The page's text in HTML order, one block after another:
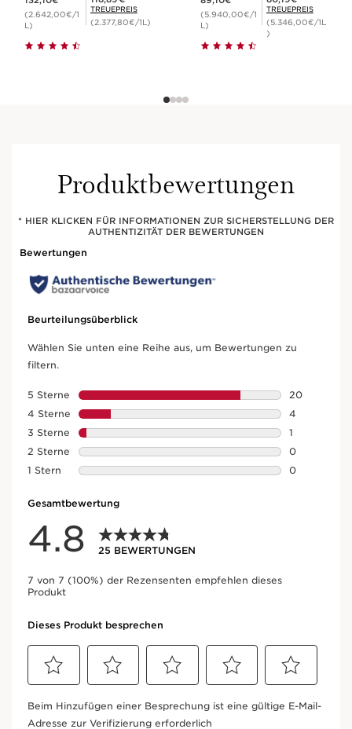
(2.642,00€/1
L)
TREUEPREIS
(2.377,80€/1L)
(5.940,00€/1
L)
TREUEPREIS
(5.346,00€/1L
)
Produktbewertungen
* HIER KLICKEN FÜR INFORMATIONEN ZUR SICHERSTELLUNG DER
AUTHENTIZITÄT DER BEWERTUNGEN